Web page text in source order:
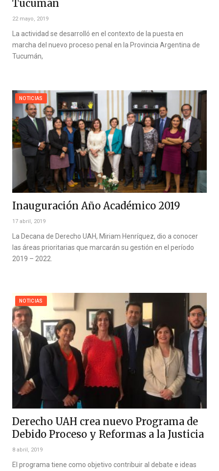
Tucumán
22 mayo, 2019
La actividad se desarrolló en el contexto de la puesta en
marcha del nuevo proceso penal en la Provincia Argentina de
Tucumán,
NOTICIAS
Inauguración Año Académico 2019
17 abril, 2019
La Decana de Derecho UAH, Miriam Henríquez, dio a conocer
las áreas prioritarias que marcarán su gestión en el período
2019 – 2022.
NOTICIAS
Derecho UAH crea nuevo Programa de
Debido Proceso y Reformas a la Justicia
8 abril, 2019
El programa tiene como objetivo contribuir al debate e ideas